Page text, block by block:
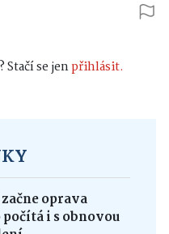
Stačí se jenpřihlásit.
oprava
i s obnovou